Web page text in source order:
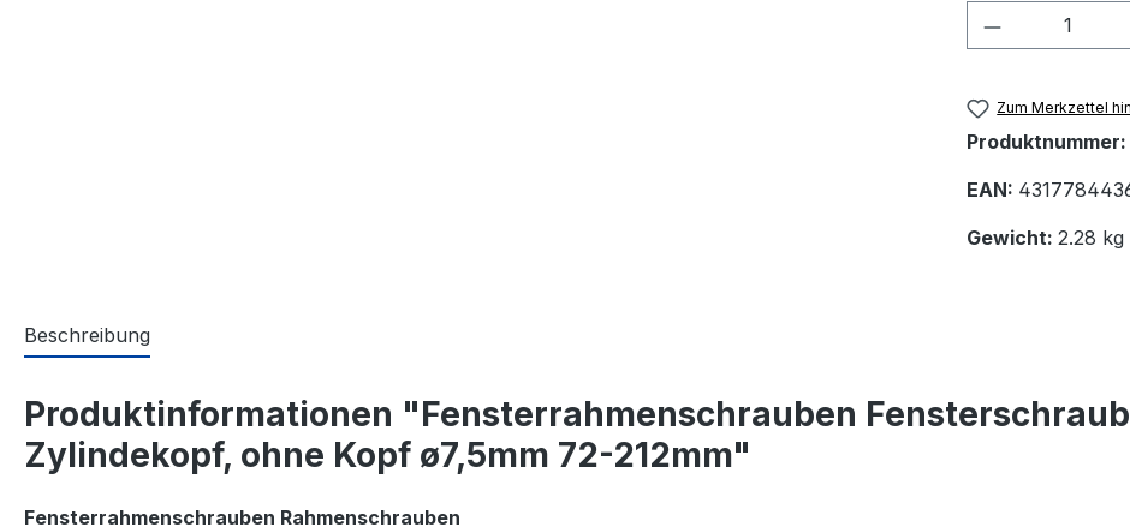
Produkt
Zum Merkzettel
Produktnummer:
EAN:
Gewicht: 2.28 kg
Beschreibung
Produktinformationen "Fensterrahmenschrauben
Zylindekopf, ohne Kopf ø7,5mm 72-212mm"
Fensterrahmenschrauben Rahmenschrauben